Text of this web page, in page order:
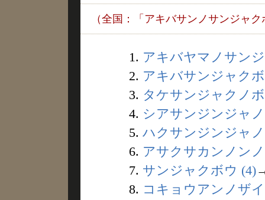
（全国：「アキバサンノサンジャ
1. アキバヤマノサン
2. アキバサンジャク
3. タケサンジャクノ
4. シアサンジンジャ
5. ハクサンジンジャ
6. アサクサカンノン
7. サンジャクボウ (4)
8. コキョウアンノザ